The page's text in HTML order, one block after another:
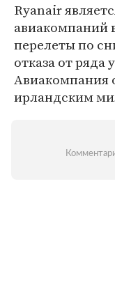
Ryanair
авиакомпаний
перелеты по
отказа от ряда
Авиакомпания
ирландским